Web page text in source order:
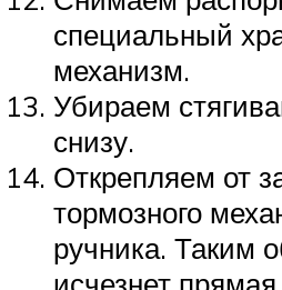
специальный
механизм.
Убираем
снизу.
Открепляем от
тормозного
ручника. Таким